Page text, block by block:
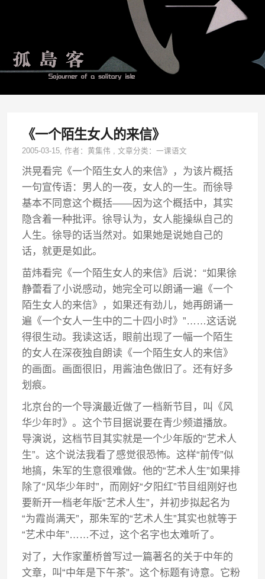
《一个陌生女人的来信》
2005-03-15, 作者：黄集伟 ,文章分类：一课语文
洪晃看完《一个陌生女人的来信》，为该片概括
一句宣传语：男人的一夜，女人的一生。而徐导
基本不同意这个概括——因为这个概括中，其实
隐含着一种批评。徐导认为，女人能操纵自己的
人生。徐导的话当然对。如果她是说她自己的
话，就更是如此。
苗炜看完《一个陌生女人的来信》后说：“如果徐
静蕾看了小说感动，她完全可以朗诵一遍《一个
陌生女人的来信》，如果还有劲儿，她再朗诵一
遍《一个女人一生中的二十四小时》”……这话说
得很生动。我读这话，眼前出现了一幅一个陌生
的女人在深夜独自朗读《一个陌生女人的来信》
的画面。画面很旧，用酱油色做旧了。还有好多
划痕。
北京台的一个导演最近做了一档新节目，叫《风
华少年时》。这个节目据说要在青少频道播放。
导演说，这档节目其实就是一个少年版的“艺术人
生”。这个说法我看了感觉很恐怖。这样“前传”似
地搞，朱军的生意很难做。他的“艺术人生”如果排
除了“风华少年时”，而刚好“夕阳红”节目组刚好也
要新开一档老年版“艺术人生”，并初步拟起名为
“为霞尚满天”，那朱军的“艺术人生”其实也就等于
“艺术中年”……不过，这个名字也太难听了。
对了，大作家董桥曾写过一篇著名的关于中年的
文章，叫“中年是下午茶”。这个标题有诗意。它粉